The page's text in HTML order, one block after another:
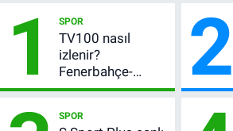
1 SPOR
TV100 nasıl
izlenir?
Fenerbahçe-
Sturm Graz maçı
bilgileri
2
SPOR